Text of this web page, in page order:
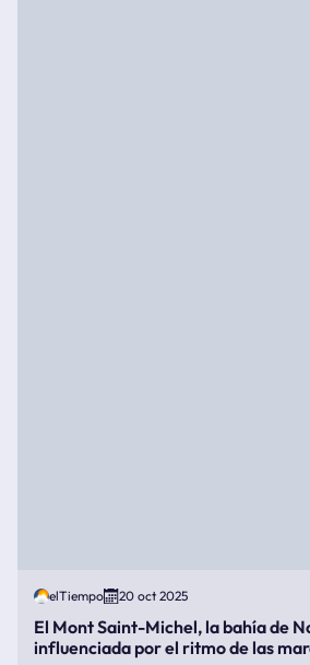
elTiempo 20 oct 2025
El Mont Saint-Michel, la bahía de
influenciada por el ritmo de las